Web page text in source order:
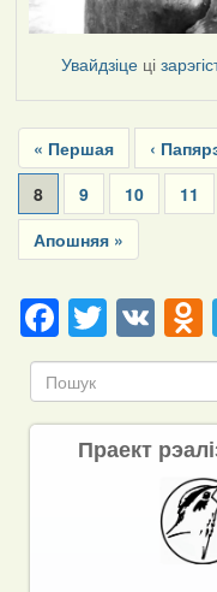
Увайдзіце ці
Pagination
First
page
« Першая
page
‹
Current
page
8 Page
9 Page
10 Page
11
Last
page
Апошняя »
VK
Праект